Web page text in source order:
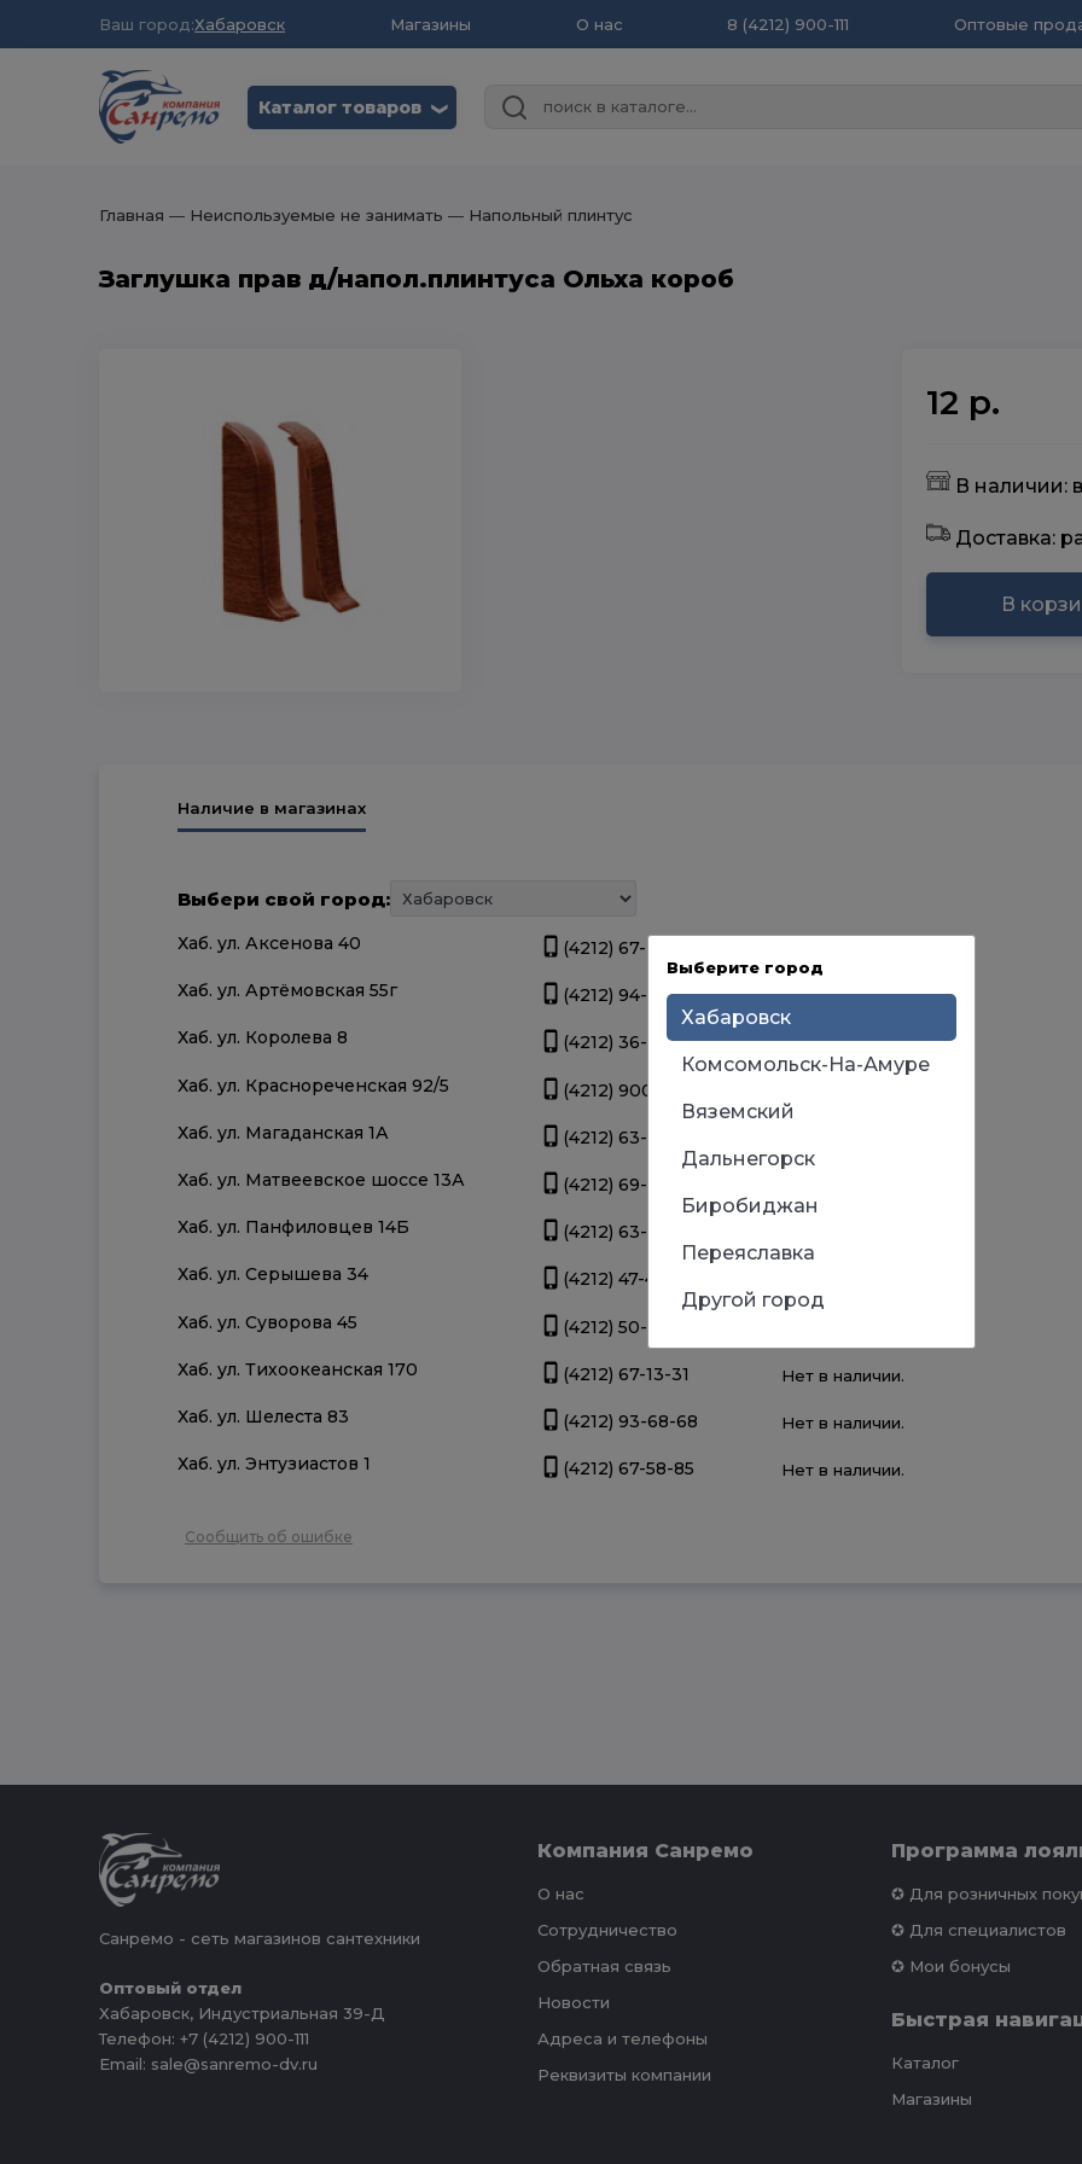
Ваш город:Хабаровск Магазины О нас 8 (4212) 900-111 Оптовые
Каталог товаров ❮
Главная ― Неиспользуемые не занимать ― Напольный плинтус
Заглушка прав д/напол.плинтуса Ольха короб
12 р.
В наличии:
Доставка:
В
Наличие в магазинах
Выбери свой город:
Хаб. ул. Аксенова 40 (4212) 67-22-00
Хаб. ул. Артёмовская 55г (4212) 94-44-12 Нет в наличии.
Хаб. ул. Королева 8 (4212) 36-09-70 Нет в наличии.
Хаб. ул. Краснореченская 92/5 (4212) 900-111
Хаб. ул. Магаданская 1А (4212) 63-39-83
Хаб. ул. Матвеевское шоссе 13А (4212) 69-93-93
Хаб. ул. Панфиловцев 14Б (4212) 63-22-47
Хаб. ул. Серышева 34 (4212) 47-44-66
Хаб. ул. Суворова 45 (4212) 50-67-37
Хаб. ул. Тихоокеанская 170 (4212) 67-13-31 Нет в наличии.
Хаб. ул. Шелеста 83 (4212) 93-68-68 Нет в наличии.
Хаб. ул. Энтузиастов 1 (4212) 67-58-85 Нет в наличии.
Сообщить об ошибке
Санремо - сеть магазинов сантехники
Оптовый отдел
Хабаровск, Индустриальная 39-Д
Телефон: +7 (4212) 900-111
Email: sale@sanremo-dv.ru
Компания Санремо
О нас
Сотрудничество
Обратная связь
Новости
Адреса и телефоны
Реквизиты компании
Программа
✪ Для розничных
✪ Для специалистов
✪ Мои бонусы
Быстрая
Каталог
Магазины
Выберите город
Хабаровск
Комсомольск-На-Амуре
Вяземский
Дальнегорск
Биробиджан
Переяславка
Другой город